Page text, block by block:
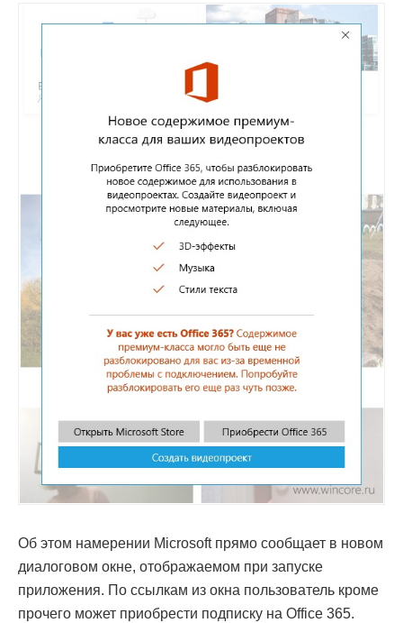
Об этом намерении Microsoft прямо сообщает в новом
диалоговом окне, отображаемом при запуске
приложения. По ссылкам из окна пользователь кроме
прочего может приобрести подписку на Office 365.